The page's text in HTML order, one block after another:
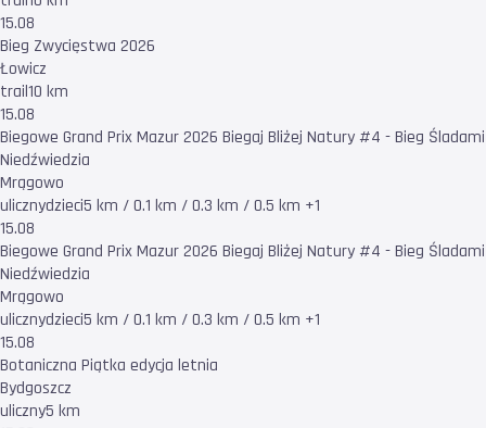
15.08
Bieg Zwycięstwa 2026
Łowicz
trail10 km
15.08
Biegowe Grand Prix Mazur 2026 Biegaj Bliżej Natury #4 - Bieg Śladami
Niedźwiedzia
Mrągowo
ulicznydzieci5 km / 0.1 km / 0.3 km / 0.5 km +1
15.08
Biegowe Grand Prix Mazur 2026 Biegaj Bliżej Natury #4 - Bieg Śladami
Niedźwiedzia
Mrągowo
ulicznydzieci5 km / 0.1 km / 0.3 km / 0.5 km +1
15.08
Botaniczna Piątka edycja letnia
Bydgoszcz
uliczny5 km